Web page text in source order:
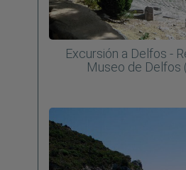
Excursión a Delfos -
Museo de Delfos